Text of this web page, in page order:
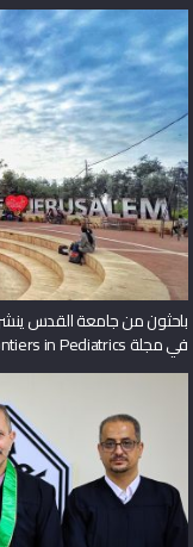
باحثون من جامعة القدس
في مجلة Frontiers in Pediatrics